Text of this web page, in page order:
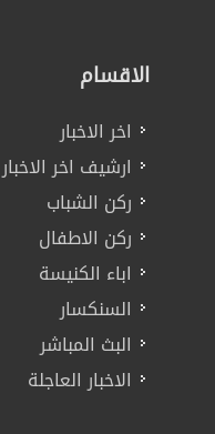
الاقسام
اخر الاخبار
ارشيف اخر الاخبار
ركن الشباب
ركن الاطفال
اباء الكنيسة
السنكسار
البث المباشر
الاخبار العاجلة